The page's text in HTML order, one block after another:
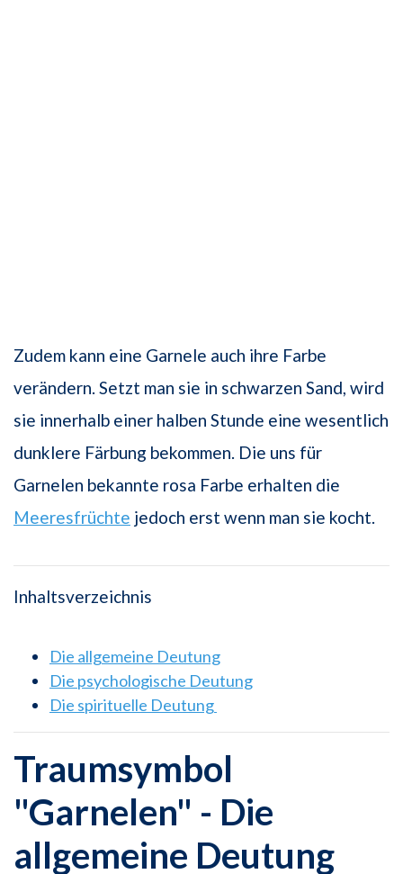
Zudem kann eine Garnele auch ihre Farbe
verändern. Setzt man sie in schwarzen Sand, wird
sie innerhalb einer halben Stunde eine wesentlich
dunklere Färbung bekommen. Die uns für
Garnelen bekannte rosa Farbe erhalten die
Meeresfrüchte jedoch erst wenn man sie kocht.
Inhaltsverzeichnis
Die allgemeine Deutung
Die psychologische Deutung
Die spirituelle Deutung
Traumsymbol
"Garnelen" - Die
allgemeine Deutung